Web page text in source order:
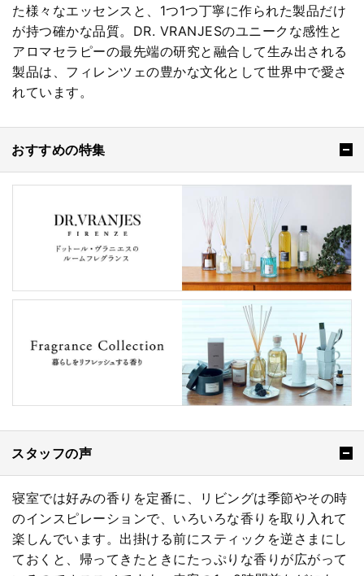
た様々なエッセンスと、1つ1つ丁寧に作られた製品だけ
が持つ確かな品質。DR. VRANJESのユニークな感性と
アロマセラピーの最先端の研究と融合して生み出される
製品は、フィレンツェの豊かな文化として世界中で愛さ
れています。
おすすめの特集
スタッフの声
寝室では好みの香りを定番に、リビングは季節やその時
のインスピレーションで、いろいろな香りを取り入れて
楽しんでいます。出掛ける前にスティックを逆さまにし
ておくと、帰ってきたときにたっぷりな香りが広がって